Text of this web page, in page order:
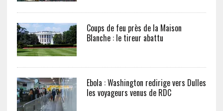
Coups de feu près de la Maison
Blanche : le tireur abattu
Ebola : Washington redirige vers Dulles
les voyageurs venus de RDC